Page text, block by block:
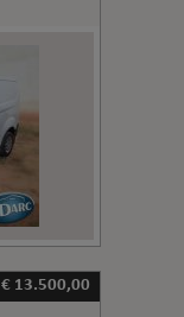
€ 13.500,00